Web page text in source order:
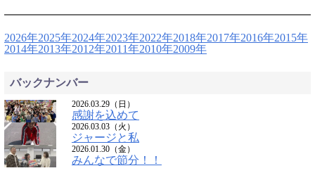
2026年2025年2024年2023年2022年2018年2017年2016年2015年
2014年2013年2012年2011年2010年2009年
バックナンバー
2026.03.29（日）
感謝を込めて
2026.03.03（火）
ジャージと私
2026.01.30（金）
みんなで節分！！